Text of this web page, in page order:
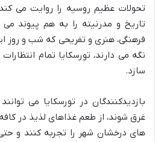
تحولات عظیم روسیه را روایت می
تاریخ و مدرنیته را به هم پیوند
فرهنگی، هنری و تفریحی که شب و روز
نگه می دارند، تورسکایا تمام
سازد.
بازدیدکنندگان در تورسکایا می
غرق شوند، از طعم غذاهای لذیذ در
های درخشان شهر را تجربه کنند و